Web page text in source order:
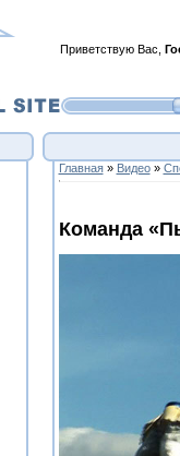
Приветствую Вас
Главная» Видео»
Команда